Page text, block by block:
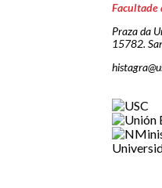
Facultade
Praza da
15782.